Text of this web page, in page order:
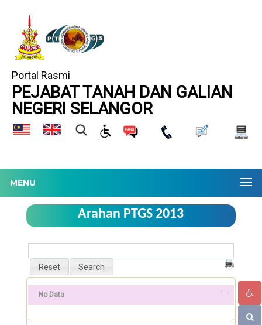
Portal Rasmi
PEJABAT TANAH DAN GALIAN
NEGERI SELANGOR
MENU
Arahan PTGS 2013
No Data